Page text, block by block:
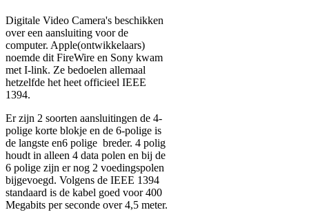
Digitale Video Camera's beschikken
over een aansluiting voor de
computer. Apple(ontwikkelaars)
noemde dit FireWire en Sony kwam
met I-link. Ze bedoelen allemaal
hetzelfde het heet officieel IEEE
1394.
Er zijn 2 soorten aansluitingen de 4-
polige korte blokje en de 6-polige is
de langste en6 polige breder. 4 polig
houdt in alleen 4 data polen en bij de
6 polige zijn er nog 2 voedingspolen
bijgevoegd. Volgens de IEEE 1394
standaard is de kabel goed voor 400
Megabits per seconde over 4,5 meter.